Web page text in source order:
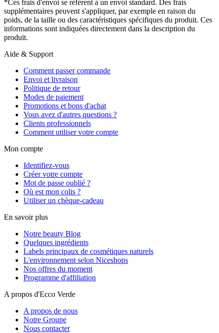
*Ces frais d'envoi se réfèrent à un envoi standard. Des frais
supplémentaires peuvent s'appliquer, par exemple en raison du
poids, de la taille ou des caractéristiques spécifiques du produit. Ces
informations sont indiquées directement dans la description du
produit.
Aide & Support
Comment passer commande
Envoi et livraison
Politique de retour
Modes de paiement
Promotions et bons d'achat
Vous avez d'autres questions ?
Clients professionnels
Comment utiliser votre compte
Mon compte
Identifiez-vous
Créer votre compte
Mot de passe oublié ?
Où est mon colis ?
Utiliser un chèque-cadeau
En savoir plus
Notre beauty Blog
Quelques ingrédients
Labels principaux de cosmétiques naturels
L'environnement selon Niceshops
Nos offres du moment
Programme d'affiliation
A propos d'Ecco Verde
A propos de nous
Notre Groupe
Nous contacter